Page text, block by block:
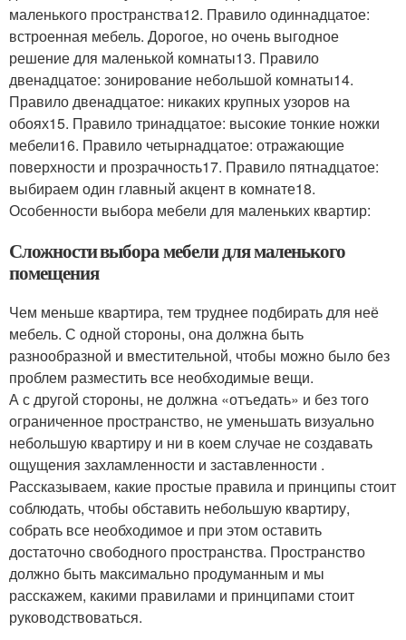
маленького пространства12. Правило одиннадцатое:
встроенная мебель. Дорогое, но очень выгодное
решение для маленькой комнаты13. Правило
двенадцатое: зонирование небольшой комнаты14.
Правило двенадцатое: никаких крупных узоров на
обоях15. Правило тринадцатое: высокие тонкие ножки
мебели16. Правило четырнадцатое: отражающие
поверхности и прозрачность17. Правило пятнадцатое:
выбираем один главный акцент в комнате18.
Особенности выбора мебели для маленьких квартир:
Сложности выбора мебели для маленького
помещения
Чем меньше квартира, тем труднее подбирать для неё
мебель. С одной стороны, она должна быть
разнообразной и вместительной, чтобы можно было без
проблем разместить все необходимые вещи.
А с другой стороны, не должна «отъедать» и без того
ограниченное пространство, не уменьшать визуально
небольшую квартиру и ни в коем случае не создавать
ощущения захламленности и заставленности .
Рассказываем, какие простые правила и принципы стоит
соблюдать, чтобы обставить небольшую квартиру,
собрать все необходимое и при этом оставить
достаточно свободного пространства. Пространство
должно быть максимально продуманным и мы
расскажем, какими правилами и принципами стоит
руководствоваться.